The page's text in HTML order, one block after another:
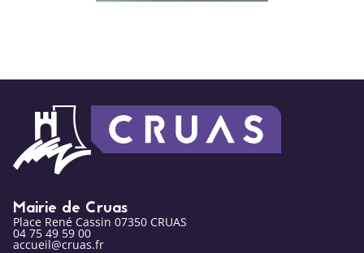
Mairie de Cruas
Place René Cassin 07350 CRUAS
04 75 49 59 00
accueil@cruas.fr